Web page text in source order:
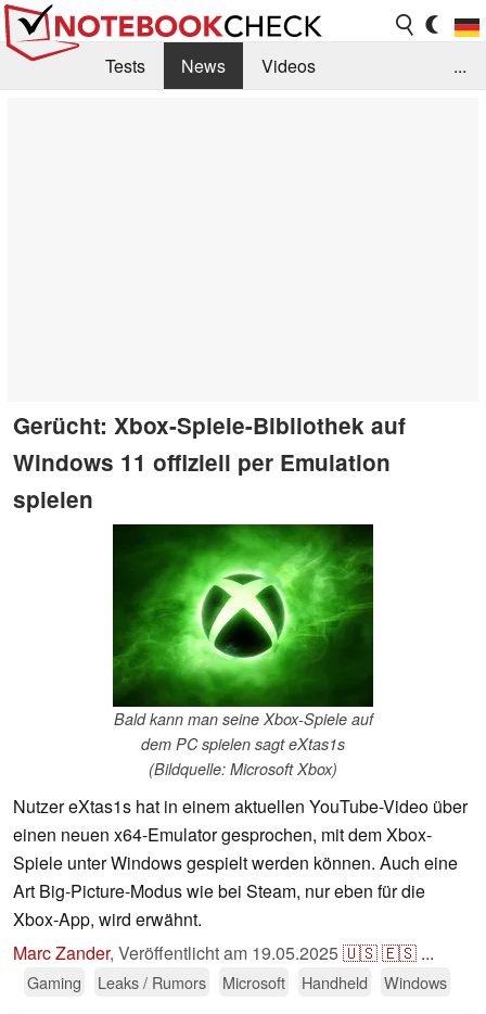
Tests News
Videos
...
Gerücht: Xbox-Spiele-Bibliothek auf
Windows 11 offiziell per Emulation
spielen
Bald kann man seine Xbox-Spiele auf
dem PC spielen sagt eXtas1s
(Bildquelle: Microsoft Xbox)
Nutzer eXtas1s hat in einem aktuellen YouTube-Video über
einen neuen x64-Emulator gesprochen, mit dem Xbox-
Spiele unter Windows gespielt werden können. Auch eine
Art Big-Picture-Modus wie bei Steam, nur eben für die
Xbox-App, wird erwähnt.
Marc Zander, Veröffentlicht am 19.05.2025🇺🇸🇪🇸 ...
Gaming Leaks / Rumors Microsoft Handheld Windows